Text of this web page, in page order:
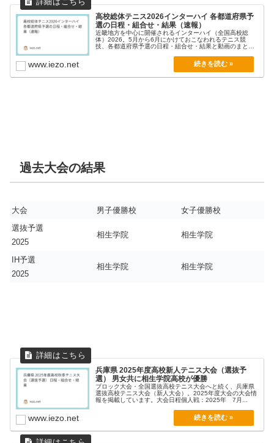
高校総体テニス2026インターハイ 各都道府県予
選の日程・組合せ・結果（速報）
近畿地方を中心に開催されるインターハイ（全国高校総
体）2026。5月から6月にかけておこなわれるテニス競
技、各都道府県予選の日程・組合せ・結果と動画のまとめ
www.iezo.net
過去大会の結果
大会 男子優勝校
女子優勝校
選抜予選
2025
相生学院 相生学院
IH予選
2025
相生学院 相生学院
兵庫県 2025年度高校新人テニス大会（選抜予
選） 男女共に相生学院高校が優勝
ブロック大会・全国選抜高校テニス大会へと続く、兵庫県
選抜高校テニス大会（新人大会）。2025年度大会の大会情
報を掲載しています。大会日程個人戦：2025年 7月...
www.iezo.net